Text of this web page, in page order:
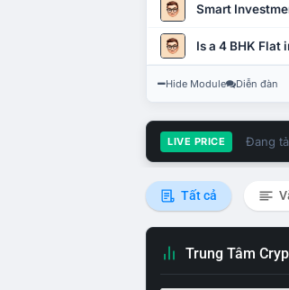
Smart
Is a 4 BHK Flat
Hide Module Diễn đàn
LIVE PRICE Đang
Tất cả
Trung Tâm